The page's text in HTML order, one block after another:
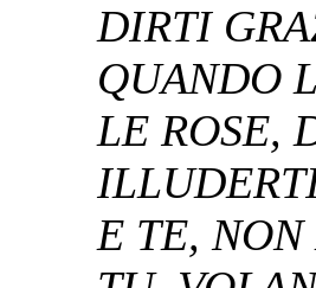
DIRTI
QUANDO
LE ROSE,
E TE,